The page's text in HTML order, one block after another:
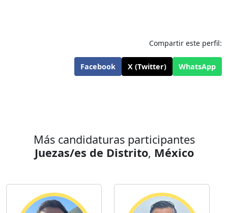
Compartir este perfil:
Facebook X (Twitter) WhatsApp
Más candidaturas participantes
Juezas/es de Distrito, México